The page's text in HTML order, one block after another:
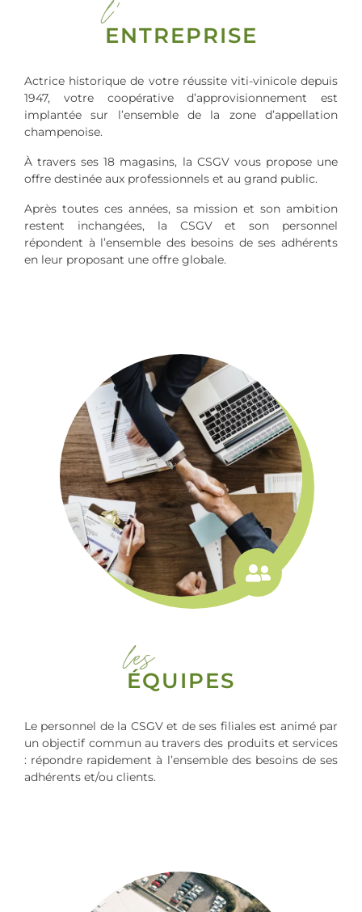
ENTREPRISE
Actrice historique de votre réussite viti-vinicole depuis
1947, votre coopérative d’approvisionnement est
implantée sur l’ensemble de la zone d’appellation
champenoise.
À travers ses 18 magasins, la CSGV vous propose une
offre destinée aux professionnels et au grand public.
Après toutes ces années, sa mission et son ambition
restent inchangées, la CSGV et son personnel
répondent à l’ensemble des besoins de ses adhérents
en leur proposant une offre globale.
les
ÉQUIPES
Le personnel de la CSGV et de ses filiales est animé par
un objectif commun au travers des produits et services
: répondre rapidement à l’ensemble des besoins de ses
adhérents et/ou clients.